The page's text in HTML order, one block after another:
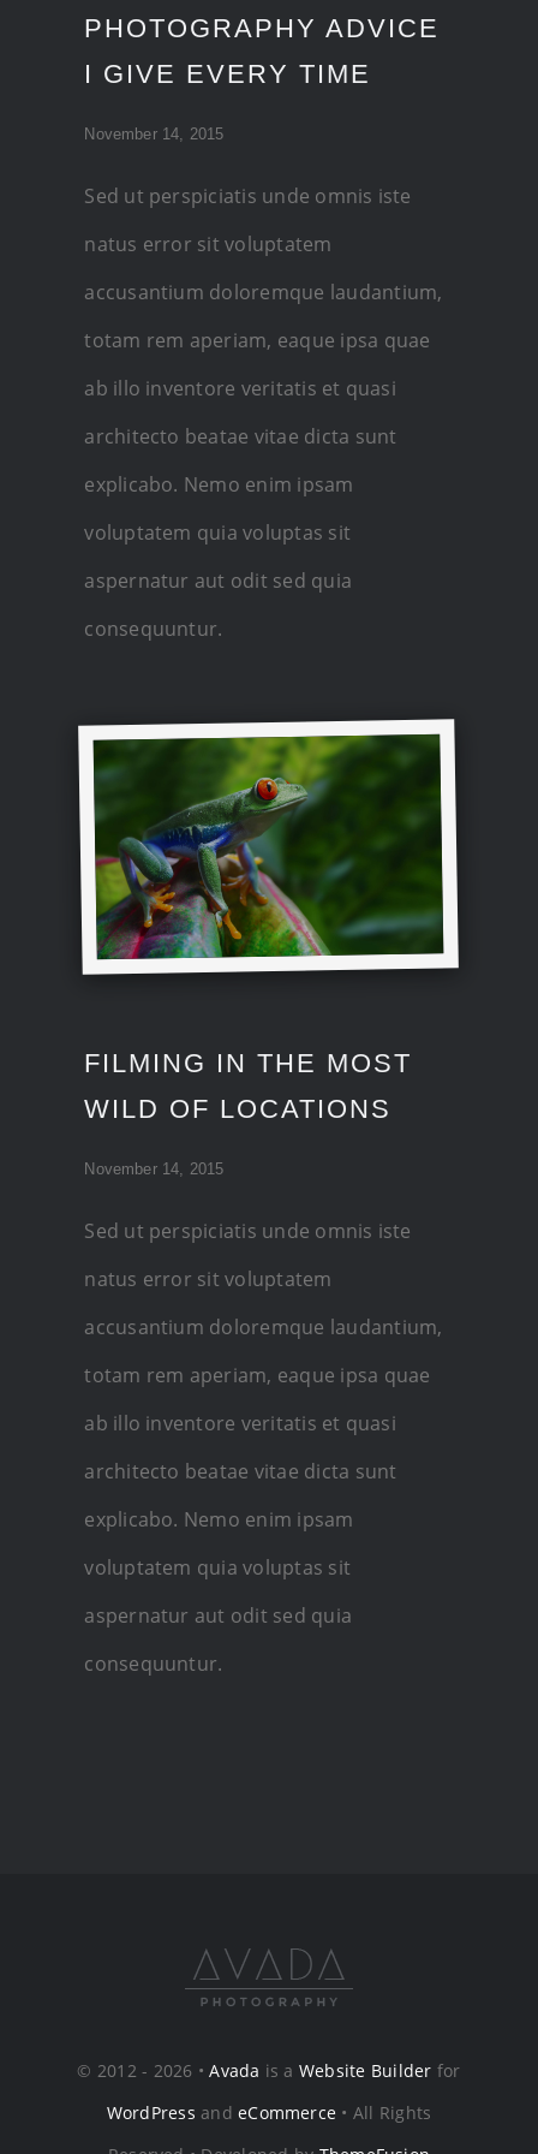
PHOTOGRAPHY ADVICE
I GIVE EVERY TIME
November 14, 2015
Sed ut perspiciatis unde omnis iste
natus error sit voluptatem
accusantium doloremque laudantium,
totam rem aperiam, eaque ipsa quae
ab illo inventore veritatis et quasi
architecto beatae vitae dicta sunt
explicabo. Nemo enim ipsam
voluptatem quia voluptas sit
aspernatur aut odit sed quia
consequuntur.
FILMING IN THE MOST
WILD OF LOCATIONS
November 14, 2015
Sed ut perspiciatis unde omnis iste
natus error sit voluptatem
accusantium doloremque laudantium,
totam rem aperiam, eaque ipsa quae
ab illo inventore veritatis et quasi
architecto beatae vitae dicta sunt
explicabo. Nemo enim ipsam
voluptatem quia voluptas sit
aspernatur aut odit sed quia
consequuntur.
© 2012 - 2026 •Avada is a Website Builder for
WordPress andeCommerce • All Rights